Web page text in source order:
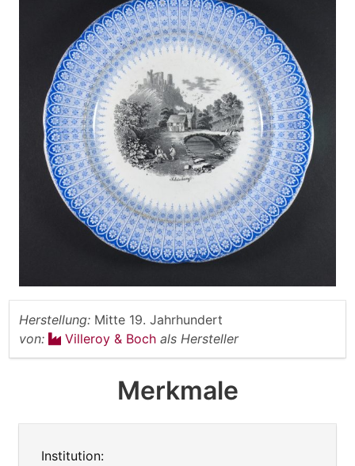
Herstellung: Mitte 19. Jahrhundert
von:
Villeroy & Boch als Hersteller
Merkmale
Institution: